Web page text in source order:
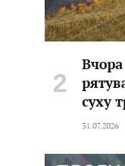
Вчора
суху
31.07.2026